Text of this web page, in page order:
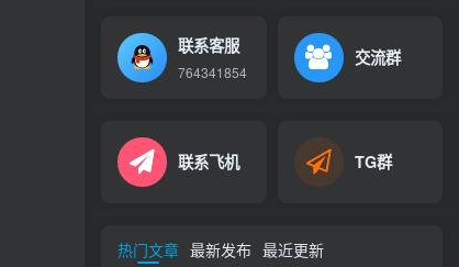
联系客服
764341854
交流群
联系飞机 TG群
热门文章 最新发布 最近更新